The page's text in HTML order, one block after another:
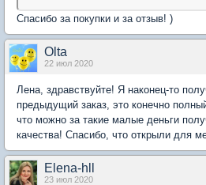
Спасибо за покупки и за отзыв! )
Olta
22 июл 2020
Лена, здравствуйте! Я наконец-то
предыдущий заказ, это конечно
что можно за такие малые деньги
качества! Спасибо, что открыли для
Elena-hll
23 июл 2020